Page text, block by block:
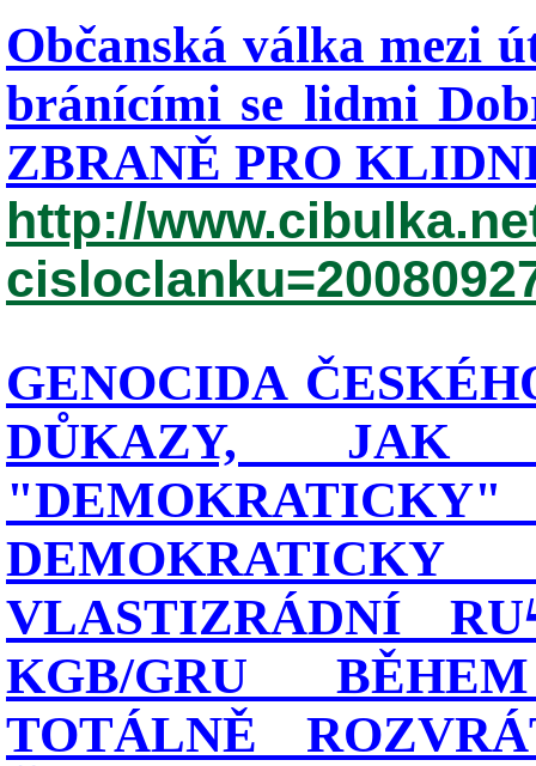
Občanská válka mezi
bránícími se lidmi
ZBRANĚ PRO
http://
GENOCIDA
DŮKAZY, JAK
VLASTIZRÁDNÍ
KGB/GRU
TOTÁLNĚ